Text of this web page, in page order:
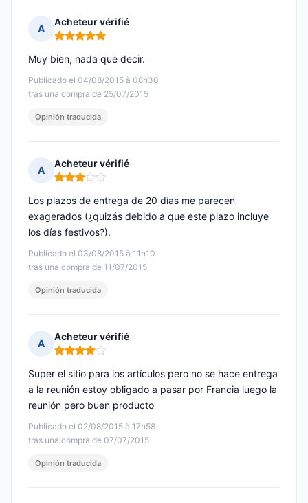
A
Acheteur vérifié
Nota: 5 de 5
Publicado el 04/08/2015 à 08h30
tras una compra de 25/07/2015
Muy bien, nada que decir.
Opinión traducida
A
Acheteur vérifié
Nota: 3 de 5
Publicado el 03/08/2015 à 11h10
tras una compra de 11/07/2015
Los plazos de entrega de 20 días me parecen
exagerados (¿quizás debido a que este plazo incluye
los días festivos?).
Opinión traducida
A
Acheteur vérifié
Nota: 4 de 5
Publicado el 02/08/2015 à 17h58
tras una compra de 07/07/2015
Super el sitio para los artículos pero no se hace entrega
a la reunión estoy obligado a pasar por Francia luego la
reunión pero buen producto
Opinión traducida